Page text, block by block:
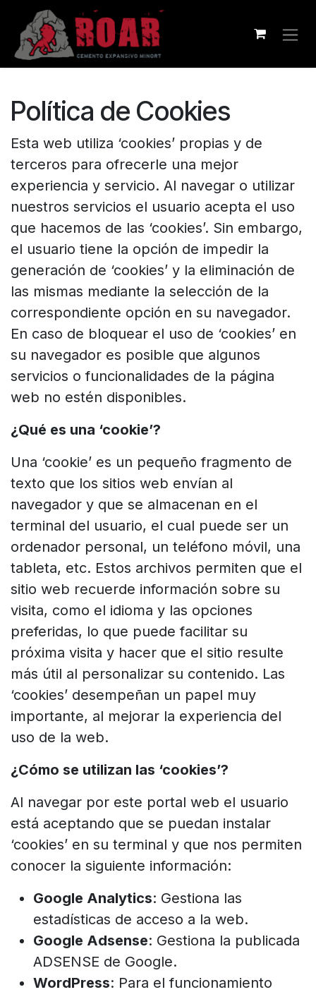
Zum Inhalt springen
Política de Cookies
Esta web utiliza ‘cookies’ propias y de
terceros para ofrecerle una mejor
experiencia y servicio. Al navegar o utilizar
nuestros servicios el usuario acepta el uso
que hacemos de las ‘cookies’. Sin embargo,
el usuario tiene la opción de impedir la
generación de ‘cookies’ y la eliminación de
las mismas mediante la selección de la
correspondiente opción en su navegador.
En caso de bloquear el uso de ‘cookies’ en
su navegador es posible que algunos
servicios o funcionalidades de la página
web no estén disponibles.
¿Qué es una ‘cookie’?
Una ‘cookie’ es un pequeño fragmento de
texto que los sitios web envían al
navegador y que se almacenan en el
terminal del usuario, el cual puede ser un
ordenador personal, un teléfono móvil, una
tableta, etc. Estos archivos permiten que el
sitio web recuerde información sobre su
visita, como el idioma y las opciones
preferidas, lo que puede facilitar su
próxima visita y hacer que el sitio resulte
más útil al personalizar su contenido. Las
‘cookies’ desempeñan un papel muy
importante, al mejorar la experiencia del
uso de la web.
¿Cómo se utilizan las ‘cookies’?
Al navegar por este portal web el usuario
está aceptando que se puedan instalar
‘cookies’ en su terminal y que nos permiten
conocer la siguiente información:
Google Analytics: Gestiona las
estadísticas de acceso a la web.
Google Adsense: Gestiona la publicada
ADSENSE de Google.
WordPress: Para el funcionamiento